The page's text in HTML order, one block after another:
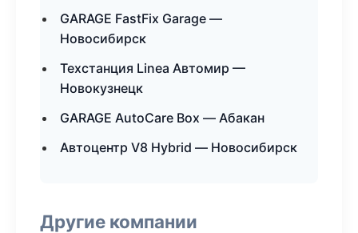
GARAGE FastFix Garage —
Новосибирск
Техстанция Linea Автомир —
Новокузнецк
GARAGE AutoCare Box — Абакан
Автоцентр V8 Hybrid — Новосибирск
Другие компании